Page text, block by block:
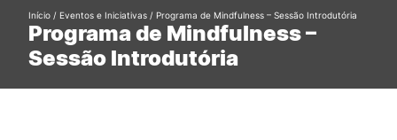
Incubação
Inovação e Empreendedorismo
Pesquisar
Programa de Mindfulness –
Sessão Introdutória
Início / Eventos e Iniciativas / Programa de Mindfulness – Sessão Introdutória